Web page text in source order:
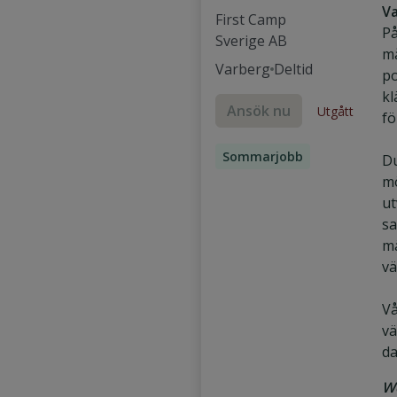
First Camp
Sverige AB
Varberg Deltid
Ansök nu Utgått
Sommarjobb